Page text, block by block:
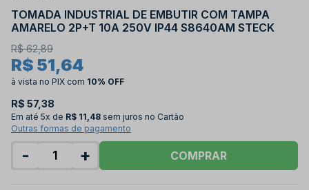
TOMADA INDUSTRIAL DE EMBUTIR COM TAMPA
AMARELO 2P+T 10A 250V IP44 S8640AM STECK
R$ 62,89
R$ 51,64
à vista no PIX com 10% OFF
R$ 57,38
Em até 5x de R$ 11,48 sem juros no Cartão
Outras formas de pagamento
- + COMPRAR